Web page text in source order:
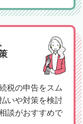
税の申告をスム
いや対策を検討
談がおすすめで